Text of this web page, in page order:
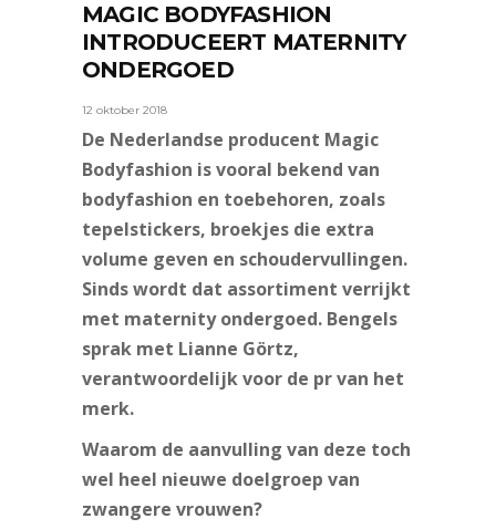
MAGIC BODYFASHION
INTRODUCEERT MATERNITY
ONDERGOED
12 oktober 2018
De Nederlandse producent Magic
Bodyfashion is vooral bekend van
bodyfashion en toebehoren, zoals
tepelstickers, broekjes die extra
volume geven en schoudervullingen.
Sinds wordt dat assortiment verrijkt
met maternity ondergoed. Bengels
sprak met Lianne Görtz,
verantwoordelijk voor de pr van het
merk.
Waarom de aanvulling van deze toch
wel heel nieuwe doelgroep van
zwangere vrouwen?